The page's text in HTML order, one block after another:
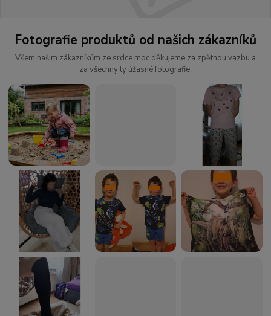
Fotografie produktů od našich zákazníků
Všem našim zákazníkům ze srdce moc děkujeme za zpětnou vazbu a
za všechny ty úžasné fotografie.